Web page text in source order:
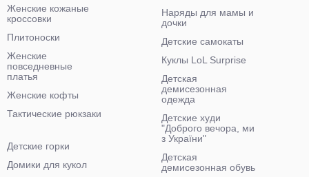
Женские кожаные
кроссовки
Плитоноски
Женские
повседневные
платья
Женские кофты
Тактические рюкзаки
Наряды для мамы и
дочки
Детские самокаты
Куклы LoL Surprise
Детская
демисезонная
одежда
Детские худи
"Доброго вечора, ми
з України"
Детская
демисезонная обувь
Детские горки
Домики для кукол